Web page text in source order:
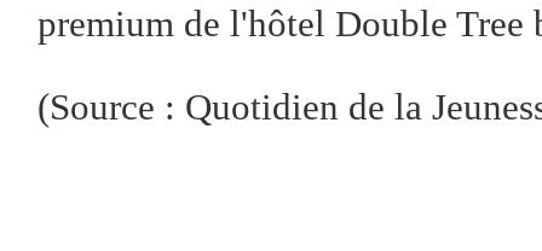
premium de l'hôtel Double
(Source : Quotidien de la